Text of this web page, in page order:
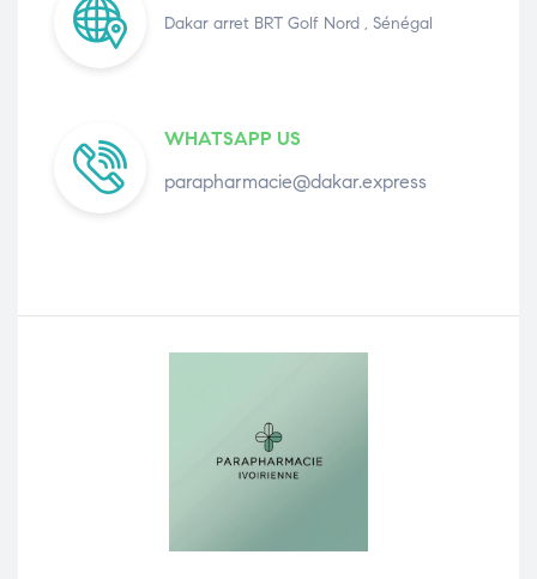
Dakar arret BRT Golf Nord , Sénégal
WHATSAPP US
parapharmacie@dakar.express